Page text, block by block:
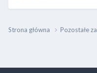
Strona główna Pozostałe